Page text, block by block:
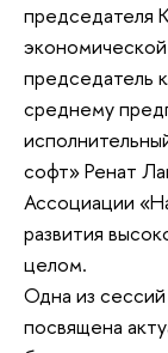
председателя
председатель
среднему
софт» Ренат
Ассоциации
развития
целом.
Одна из
посвящена